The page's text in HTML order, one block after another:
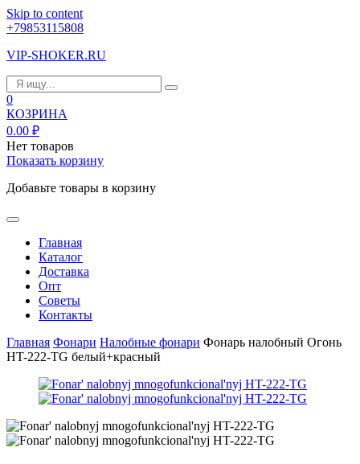
Skip to content
+79853115808
VIP-SHOKER.RU
0
КОЗРИНА
0.00 ₽
Нет товаров
Показать корзину
Добавьте товары в корзину
Главная
Каталог
Доставка
Опт
Советы
Контакты
Главная Фонари Налобные фонари Фонарь налобный Огонь
HT-222-TG белый+красный